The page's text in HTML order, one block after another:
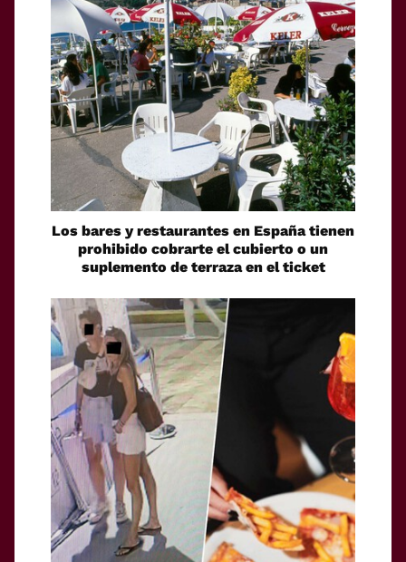
Los bares y restaurantes en España tienen
prohibido cobrarte el cubierto o un
suplemento de terraza en el ticket